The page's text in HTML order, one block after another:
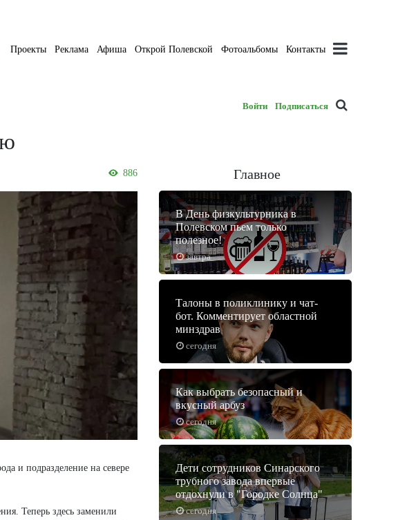
Проекты Реклама Афиша Открой Полевской Фотоальбомы Контакты
Войти Подписаться
886
и подразделение на севере
Теперь здесь заменили
Главное
завтра
В День физкультурника в
Полевском пьем только
полезное!
сегодня
Талоны в поликлинику и чат-
бот. Комментирует областной
минздрав
сегодня
Как выбрать безопасный и
вкусный арбуз
сегодня
Дети сотрудников Синарского
трубного завода впервые
отдохнули в "Городке Солнца"